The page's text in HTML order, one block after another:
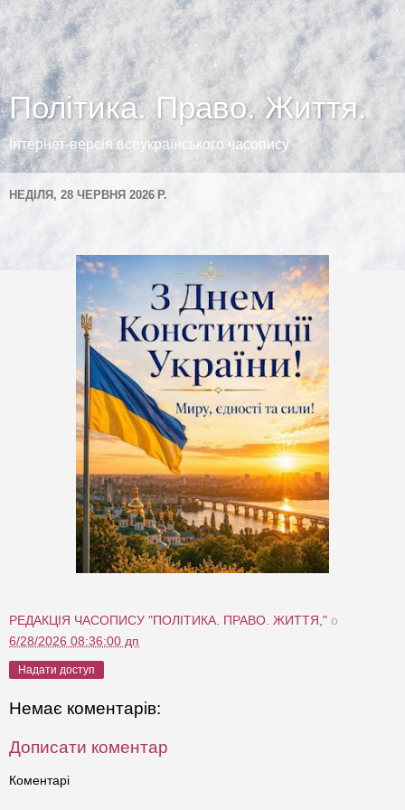
Політика. Право. Життя.
Інтернет-версія всеукраїнського часопису
НЕДІЛЯ, 28 ЧЕРВНЯ 2026 Р.
РЕДАКЦІЯ ЧАСОПИСУ "ПОЛІТИКА. ПРАВО. ЖИТТЯ," о
6/28/2026 08:36:00 дп
Надати доступ
Немає коментарів:
Дописати коментар
Коментарі